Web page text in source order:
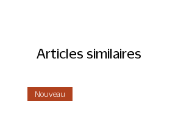
Articles similaires
Nouveau